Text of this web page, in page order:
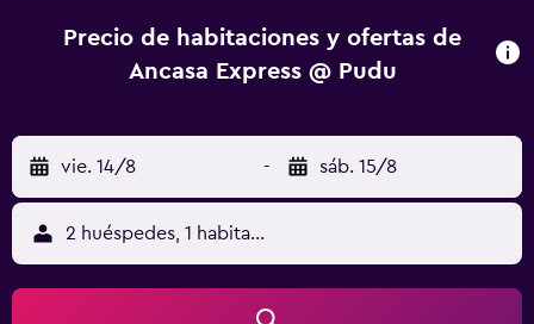
los espacios públicos. Los huéspedes siempre serán bien
recibidos ya que este hotel dispone de recepción 24
mascotas. Asimismo, las instalaciones cuentan con
aparcamiento para que los huéspedes disfruten de una
estancia más cómoda. Ancasa Express @ Pudu cuenta con
instalaciones de negocios para ofrecer la combinación
perfecta entre comodidad y funcionalidad durante los
viajes corporativos. Ancasa Express @ Pudu puede cobrar
Precio de habitaciones y ofertas de
Ancasa Express @ Pudu
vie. 14/8 - sáb. 15/8
2 huéspedes, 1 habitación